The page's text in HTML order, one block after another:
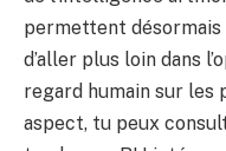
permettent
d’aller plus loin dans
regard humain sur les
aspect, tu peux